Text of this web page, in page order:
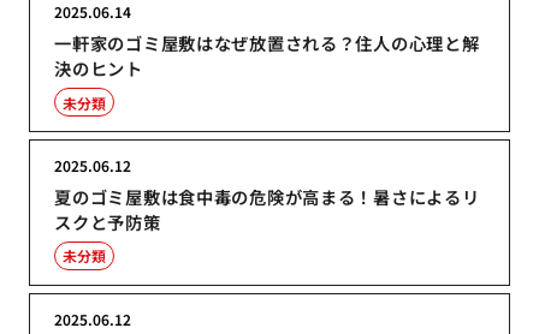
一軒家のゴミ屋敷はなぜ放置される？住人の心理と解
決のヒント
2025.06.14
未分類
夏のゴミ屋敷は食中毒の危険が高まる！暑さによるリ
スクと予防策
2025.06.12
未分類
2025.06.12